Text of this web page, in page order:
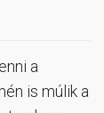
a
is múlik a